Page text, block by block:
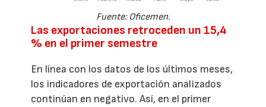
Fuente: Oficemen.
Las exportaciones retroceden un 15,4
% en el primer semestre
En línea con los datos de los últimos meses,
los indicadores de exportación analizados
continúan en negativo. Así, en el primer